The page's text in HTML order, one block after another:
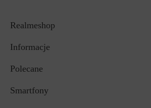
w zewnętrznym serwisie stacjonarnym z kolei jest
ostateczną cenę zakupu. Na szczęście ochrony na
perfekcyjny sposób zabezpieczyć swoje
Realmeshop
Informacje
Polecane
Smartfony